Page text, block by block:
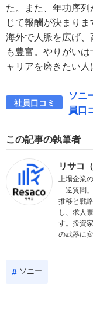
た。また、年功序
じて報酬が決まり
海外で人脈を広げ
も豊富。やりがい
ャリアを磨きたい人
社員口コミ
ソニ
員口
この記事の執筆者
リサコ
上場企業
「逆質問
推移と戦
し、求人
す。投資
の武器に
ソニー